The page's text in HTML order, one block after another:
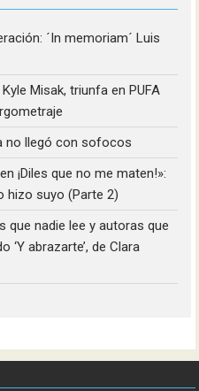
´In memoriam´ Luis
Misak, triunfa en PUFA
no llegó con sofocos
en¡Diles que no me maten!»:
hizo suyo (Parte 2)
que nadie lee y autoras que
‘Y abrazarte’, de Clara